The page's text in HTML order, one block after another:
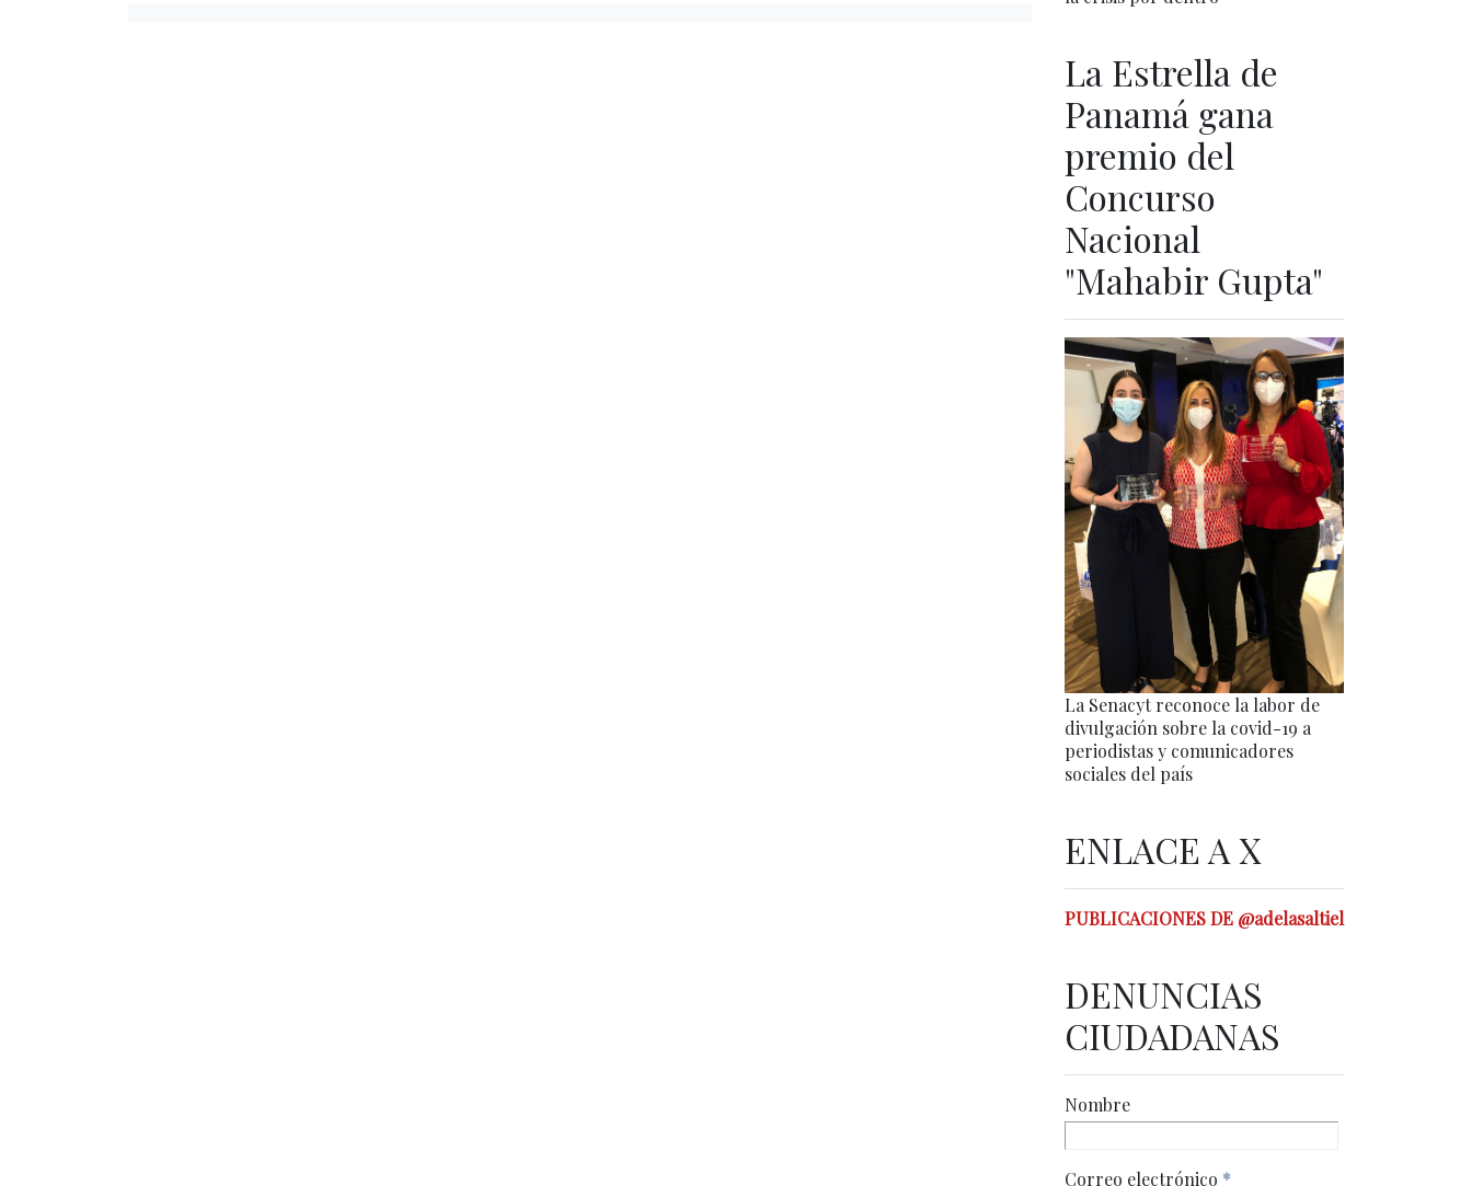
La Estrella de
Panamá gana
premio del
Concurso
Nacional
"Mahabir Gupta"
La Senacyt reconoce la labor de
divulgación sobre la covid-19 a
periodistas y comunicadores
sociales del país
ENLACE A X
PUBLICACIONES DE @adelasaltiel
DENUNCIAS
CIUDADANAS
Nombre
Correo electrónico *